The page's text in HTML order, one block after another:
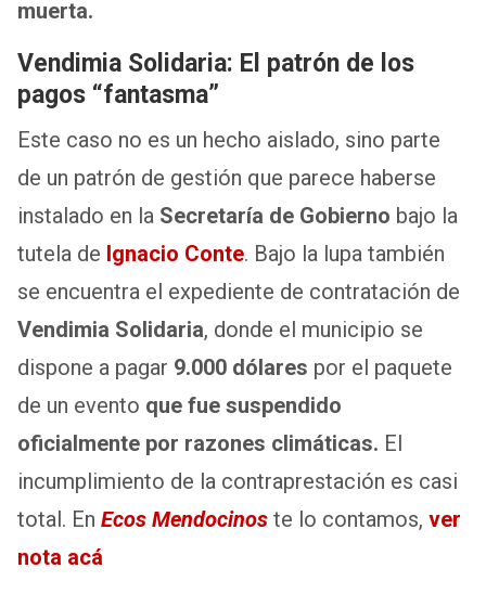
muerta.
Vendimia Solidaria: El patrón de los
pagos “fantasma”
Este caso no es un hecho aislado, sino parte
de un patrón de gestión que parece haberse
instalado en la Secretaría de Gobierno bajo la
tutela de Ignacio Conte. Bajo la lupa también
se encuentra el expediente de contratación de
Vendimia Solidaria, donde el municipio se
dispone a pagar 9.000 dólares por el paquete
de un evento que fue suspendido
oficialmente por razones climáticas. El
incumplimiento de la contraprestación es casi
total. En Ecos Mendocinos te lo contamos, ver
nota acá